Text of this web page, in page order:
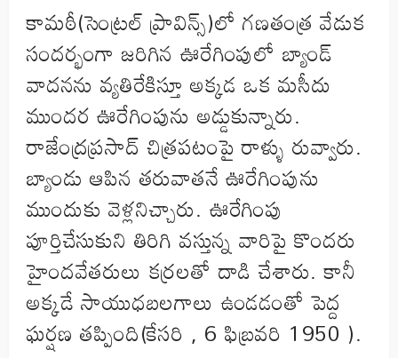
కామఠీ(సెంట్రల్ ప్రావిన్స్)లో గణతంత్ర వేడుక
సందర్భంగా జరిగిన ఊరేగింపులో బ్యాండ్
వాదనను వ్యతిరేకిస్తూ అక్కడ ఒక మసీదు
ముందర ఊరేగింపును అడ్డుకున్నారు.
రాజేంద్రప్రసాద్ చిత్రపటంపై రాళ్ళు రువ్వారు.
బ్యాండు ఆపిన తరువాతనే ఊరేగింపును
ముందుకు వెళ్లనిచ్చారు. ఊరేగింపు
పూర్తిచేసుకుని తిరిగి వస్తున్న వారిపై కొందరు
హైందవేతరులు కర్రలతో దాడి చేశారు. కానీ
అక్కడే సాయుధబలగాలు ఉండడంతో పెద్ద
ఘర్షణ తప్పింది(కేసరి , 6 ఫిబ్రవరి 1950 ).